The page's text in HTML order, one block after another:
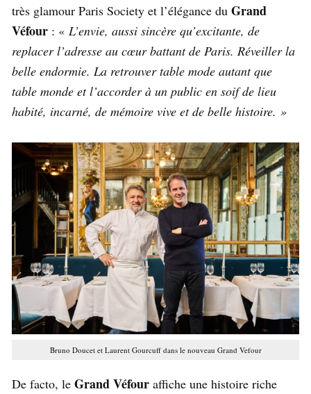
très glamour Paris Society et l’élégance du Grand
Véfour : « L’envie, aussi sincère qu’excitante, de
replacer l’adresse au cœur battant de Paris. Réveiller la
belle endormie. La retrouver table mode autant que
table monde et l’accorder à un public en soif de lieu
habité, incarné, de mémoire vive et de belle histoire. »
Bruno Doucet et Laurent Gourcuff dans le nouveau Grand Vefour
De facto, le Grand Véfour affiche une histoire riche